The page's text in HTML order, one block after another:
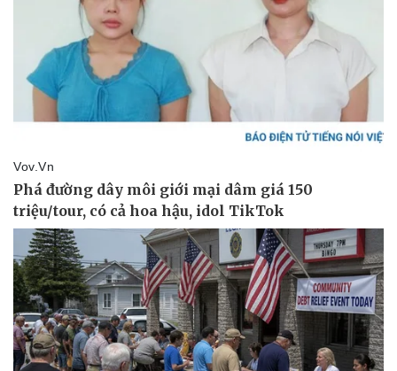
Pháp luật
Vụ án
Tin nóng
Tư vấn luật
Quân sự - Quốc phòng
Vũ khí
Việt Nam
Phân tích